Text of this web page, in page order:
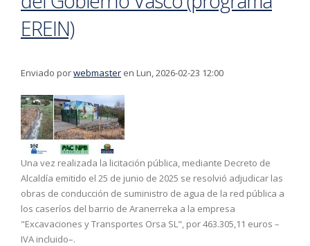
EREIN)
Enviado porwebmaster en Lun, 2026-02-23 12:00
Una vez realizada la licitación pública, mediante Decreto de
Alcaldía emitido el 25 de junio de 2025 se resolvió adjudicar las
obras de conducción de suministro de agua de la red pública a
los caseríos del barrio de Aranerreka a la empresa
"Excavaciones y Transportes Orsa SL", por 463.305,11 euros –
IVA incluido–.